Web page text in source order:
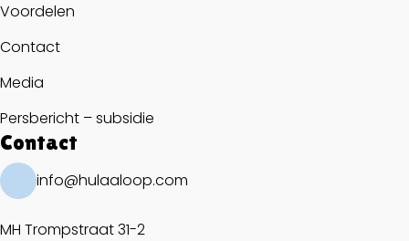
Voordelen
Contact
Media
Persbericht – subsidie
Contact
info@hulaaloop.com
MH Trompstraat 31-2